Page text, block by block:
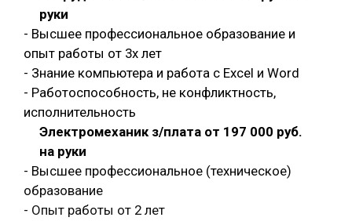
руки
- Высшее профессиональное образование и
опыт работы от 3х лет
- Знание компьютера и работа с Exсel и Word
- Работоспособность, не конфликтность,
исполнительность
Электромеханик з/плата от 197 000 руб.
на руки
- Высшее профессиональное (техническое)
образование
- Опыт работы от 2 лет